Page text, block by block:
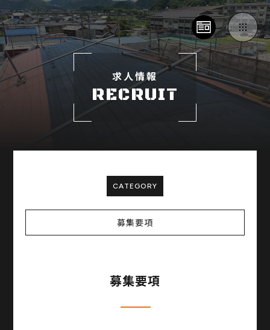
求人情報
RECRUIT
CATEGORY
募集要項
募集要項